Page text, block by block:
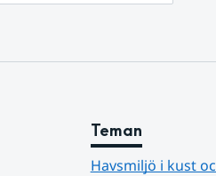
Teman
Havsmiljö i kust